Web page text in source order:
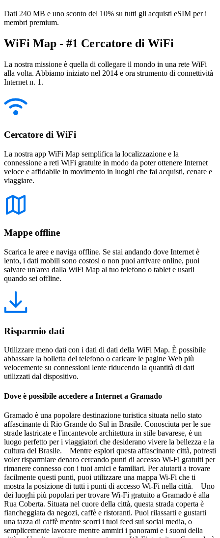
Dati 240 MB e uno sconto del 10% su tutti gli acquisti eSIM per i
membri premium.
WiFi Map - #1 Cercatore di WiFi
La nostra missione è quella di collegare il mondo in una rete WiFi
alla volta. Abbiamo iniziato nel 2014 e ora strumento di connettività
Internet n. 1.
Cercatore di WiFi
La nostra app WiFi Map semplifica la localizzazione e la
connessione a reti WiFi gratuite in modo da poter ottenere Internet
veloce e affidabile in movimento in luoghi che fai acquisti, cenare e
viaggiare.
Mappe offline
Scarica le aree e naviga offline. Se stai andando dove Internet è
lento, i dati mobili sono costosi o non puoi arrivare online, puoi
salvare un'area dalla WiFi Map al tuo telefono o tablet e usarli
quando sei offline.
Risparmio dati
Utilizzare meno dati con i dati di dati della WiFi Map. È possibile
abbassare la bolletta del telefono o caricare le pagine Web più
velocemente su connessioni lente riducendo la quantità di dati
utilizzati dal dispositivo.
Dove è possibile accedere a Internet a Gramado
Gramado è una popolare destinazione turistica situata nello stato
affascinante di Rio Grande do Sul in Brasile. Conosciuta per le sue
strade lastricate e l'incantevole architettura in stile bavarese, è un
luogo perfetto per i viaggiatori che desiderano vivere la bellezza e la
cultura del Brasile. Mentre esplori questa affascinante città, potresti
voler risparmiare denaro cercando punti di accesso Wi-Fi gratuiti per
rimanere connesso con i tuoi amici e familiari. Per aiutarti a trovare
facilmente questi punti, puoi utilizzare una mappa Wi-Fi che ti
mostra la posizione di tutti i punti di accesso Wi-Fi nella città. Uno
dei luoghi più popolari per trovare Wi-Fi gratuito a Gramado è alla
Rua Coberta. Situata nel cuore della città, questa strada coperta è
fiancheggiata da negozi, caffè e ristoranti. Puoi rilassarti e gustarti
una tazza di caffè mentre scorri i tuoi feed sui social media, o
semplicemente lavorare mentre ammiri i panorami e i suoni della